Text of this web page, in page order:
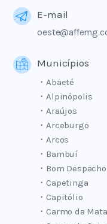
E-mail
Municípios
・Abaeté
・Alpinópolis
・Araújos
・Arceburgo
・Arcos
・Bambuí
・Bom Despacho
・Capetinga
・Capitólio
・Carmo da Mata